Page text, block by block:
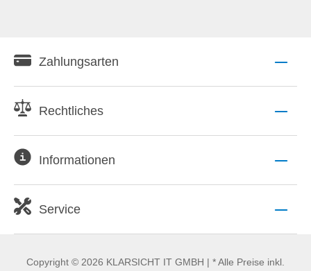
Zahlungsarten
Rechtliches
Informationen
Service
Copyright © 2026 KLARSICHT IT GMBH | * Alle Preise inkl.